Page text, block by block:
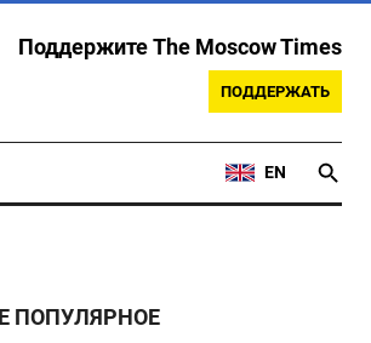
Поддержите The Moscow Times
ПОДДЕРЖАТЬ
EN
ПОПУЛЯРНОЕ